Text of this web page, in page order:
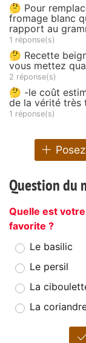
🤔 Pour
fromage blanc
rapport au
1 réponse(s)
🤔 Recette
vous mettez
2 réponse(s)
🤔 -le coût
de la vérité très
1 réponse(s)
Question du
Quelle est
favorite ?
Le basilic
Le persil
La
La